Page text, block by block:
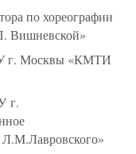
по хореографии
г. Москвы «КМТИ
г.